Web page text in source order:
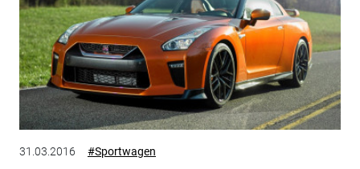
31.03.2016 #Sportwagen